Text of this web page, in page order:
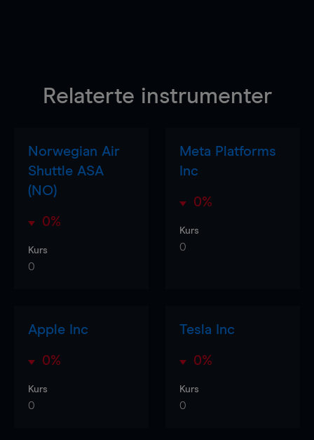
Relaterte instrumenter
Norwegian Air
Shuttle ASA
(NO)
0%
Kurs
0
Meta Platforms
Inc
0%
Kurs
0
Apple Inc
0%
Kurs
0
Tesla Inc
0%
Kurs
0